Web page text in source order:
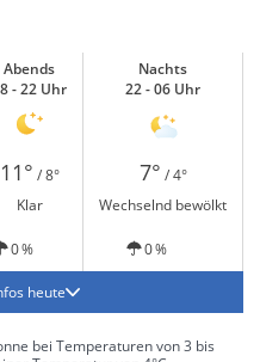
Abends
- 22 Uhr
Nachts
22 - 06 Uhr
11° / 8° 7° / 4°
Klar Wechselnd bewölkt
0 % 0 %
heute
bei Temperaturen von 3 bis